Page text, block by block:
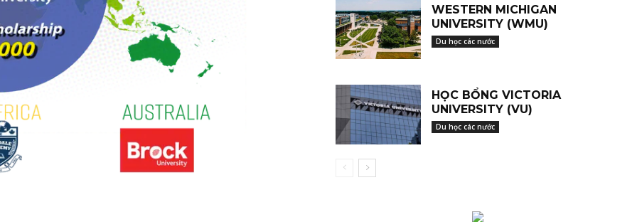
WESTERN MICHIGAN
UNIVERSITY (WMU)
Du học các nước
HỌC BỔNG VICTORIA
UNIVERSITY (VU)
Du học các nước